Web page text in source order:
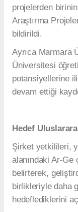
projelerden
Araştırma
bildirildi.
Ayrıca Marmara
Üniversitesi
potansiyellerine
devam ettiği
Hedef
Şirket yetkilileri,
alanındaki Ar-Ge
belirterek,
birlikleriyle daha
hedeflediklerini